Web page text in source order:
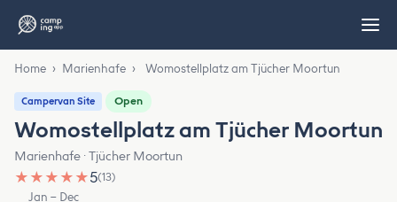
Home › Marienhafe › Womostellplatz am Tjücher Moortun
Campervan Site Open
Womostellplatz am Tjücher Moortun
Marienhafe · Tjücher Moortun
★ ★ ★ ★ ★5(13)
Jan – Dec